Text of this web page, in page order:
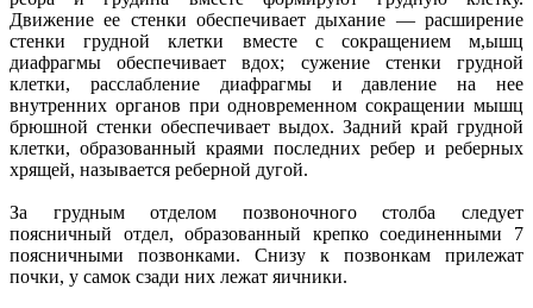
Движение ее стенки обеспечивает дыхание — расширение
стенки грудной клетки вместе с сокращением м,ышц
диафрагмы обеспечивает вдох; сужение стенки грудной
клетки, расслабление диафрагмы и давление на нее
внутренних органов при одновременном сокращении мышц
брюшной стенки обеспечивает выдох. Задний край грудной
клетки, образованный краями последних ребер и реберных
хрящей, называется реберной дугой.
За грудным отделом позвоночного столба следует
поясничный отдел, образованный крепко соединенными 7
поясничными позвонками. Снизу к позвонкам прилежат
почки, у самок сзади них лежат яичники.